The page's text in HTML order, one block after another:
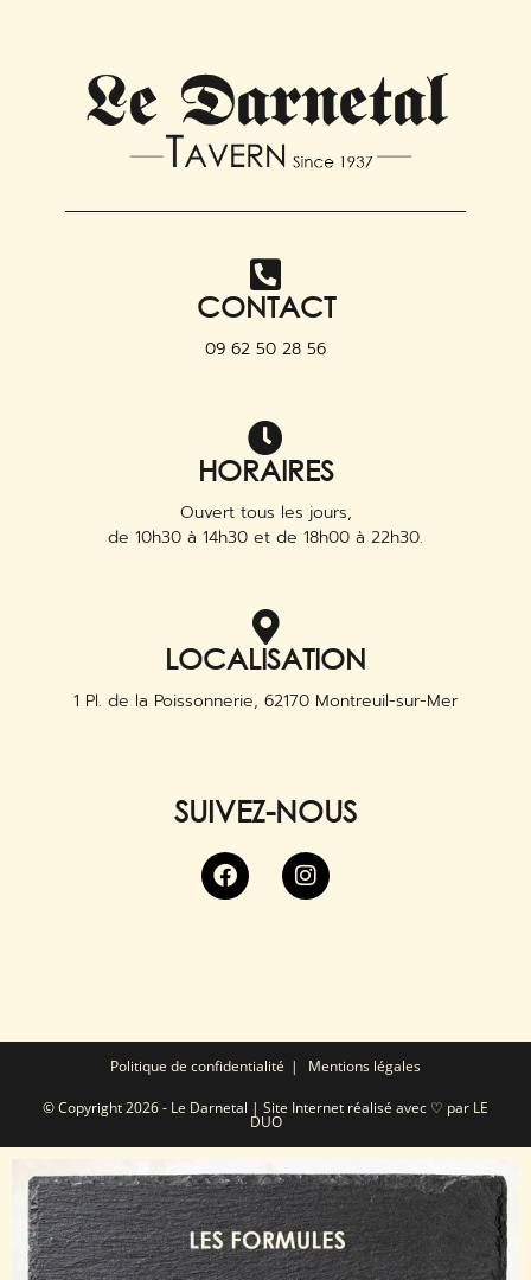
CONTACT
09 62 50 28 56
HORAIRES
Ouvert tous les jours,
de 10h30 à 14h30 et de 18h00 à 22h30.
LOCALISATION
1 Pl. de la Poissonnerie, 62170 Montreuil-sur-Mer
SUIVEZ-NOUS
Politique de confidentialité Mentions légales
© Copyright 2026 - Le Darnetal | Site Internet réalisé avec ♡ par LE
DUO